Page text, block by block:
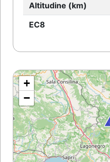
Altitudine (km)
EC8
+
−